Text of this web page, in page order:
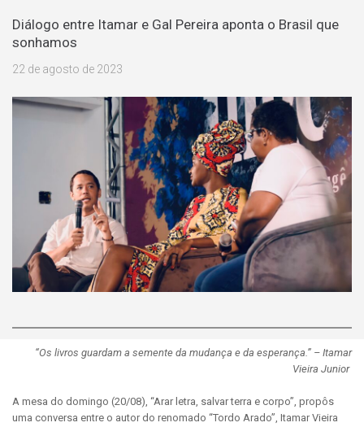
Diálogo entre Itamar e Gal Pereira aponta o Brasil que
sonhamos
22 de agosto de 2023
“Os livros guardam a semente da mudança e da esperança.” – Itamar
Vieira Junior
A mesa do domingo (20/08), “Arar letra, salvar terra e corpo”, propôs
uma conversa entre o autor do renomado “Tordo Arado”, Itamar Vieira